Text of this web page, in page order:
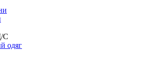
С
одяг